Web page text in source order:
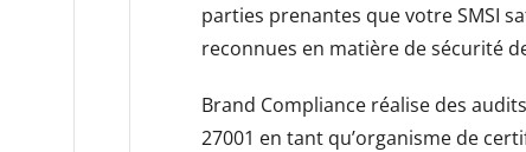
parties prenantes que votre SMSI
reconnues en matière de sécurité
Brand Compliance réalise des
27001 en tant qu’organisme de